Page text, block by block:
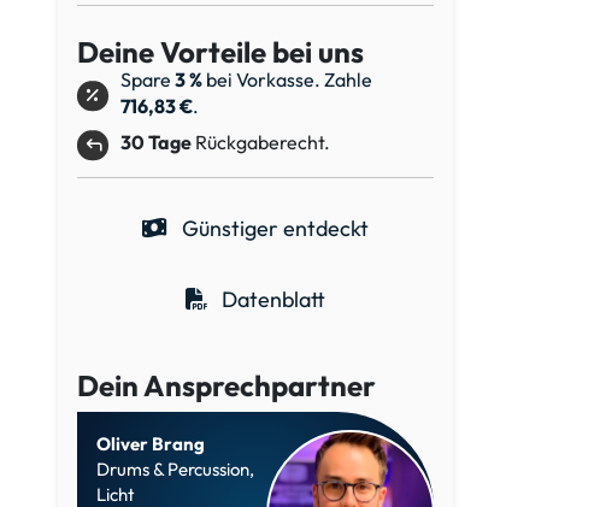
Deine Vorteile bei uns
Spare 3 % bei Vorkasse. Zahle
716,83 €.
30 Tage Rückgaberecht.
Günstiger entdeckt
Datenblatt
Dein Ansprechpartner
Oliver Brang
Drums & Percussion,
Licht